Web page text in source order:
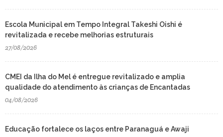
Escola Municipal em Tempo Integral Takeshi Oishi é
revitalizada e recebe melhorias estruturais
27/08/2026
CMEI da Ilha do Mel é entregue revitalizado e amplia
qualidade do atendimento às crianças de Encantadas
04/08/2026
Educação fortalece os laços entre Paranaguá e Awaji